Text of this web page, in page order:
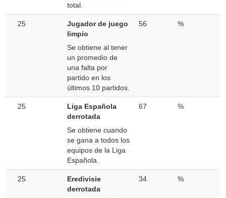
total.
25
Jugador de juego
limpio
Se obtiene al tener
un promedio de
una falta por
partido en los
últimos 10 partidos.
56 %
25
Liga Española
derrotada
Se obtiene cuando
se gana a todos los
equipos de la Liga
Española.
67 %
25
Eredivisie
derrotada
34 %